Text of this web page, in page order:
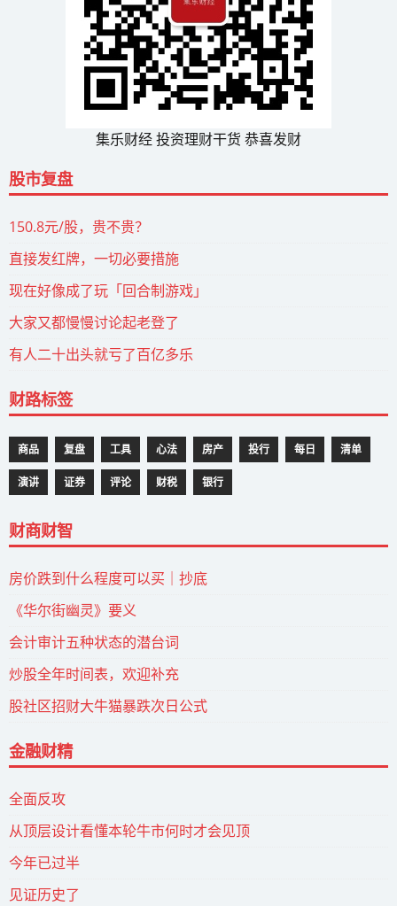
集乐财经 投资理财干货 恭喜发财
股市复盘
150.8元/股，贵不贵？
直接发红牌，一切必要措施
现在好像成了玩「回合制游戏」
大家又都慢慢讨论起老登了
有人二十出头就亏了百亿多乐
财路标签
商品 复盘 工具 心法 房产 投行 每日 清单
演讲 证券 评论 财税 银行
财商财智
房价跌到什么程度可以买｜抄底
《华尔街幽灵》要义
会计审计五种状态的潜台词
炒股全年时间表，欢迎补充
股社区招财大牛猫暴跌次日公式
金融财精
全面反攻
从顶层设计看懂本轮牛市何时才会见顶
今年已过半
见证历史了